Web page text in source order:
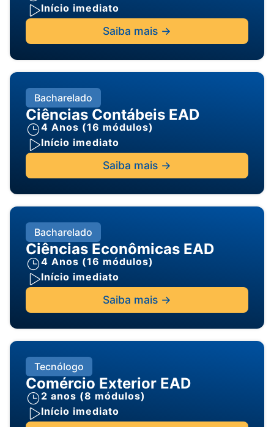
Início imediato
Saiba mais ->
Bacharelado
Ciências Contábeis EAD
4 Anos (16 módulos)
Início imediato
Saiba mais ->
Bacharelado
Ciências Econômicas EAD
4 Anos (16 módulos)
Início imediato
Saiba mais ->
Tecnólogo
Comércio Exterior EAD
2 anos (8 módulos)
Início imediato